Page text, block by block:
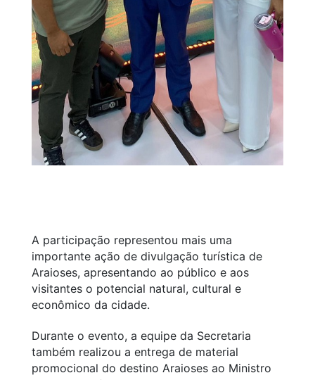
A participação representou mais uma
importante ação de divulgação turística de
Araioses, apresentando ao público e aos
visitantes o potencial natural, cultural e
econômico da cidade.
Durante o evento, a equipe da Secretaria
também realizou a entrega de material
promocional do destino Araioses ao Ministro